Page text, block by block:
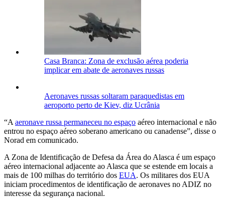
Casa Branca: Zona de exclusão aérea poderia
implicar em abate de aeronaves russas
Aeronaves russas soltaram paraquedistas em
aeroporto perto de Kiev, diz Ucrânia
“A aeronave russa permaneceu no espaço aéreo internacional e não
entrou no espaço aéreo soberano americano ou canadense”, disse o
Norad em comunicado.
A Zona de Identificação de Defesa da Área do Alasca é um espaço
aéreo internacional adjacente ao Alasca que se estende em locais a
mais de 100 milhas do território dos EUA. Os militares dos EUA
iniciam procedimentos de identificação de aeronaves no ADIZ no
interesse da segurança nacional.